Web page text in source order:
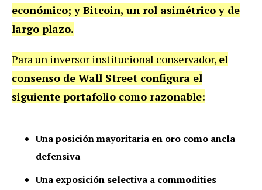
económico; y Bitcoin, un rol asimétrico y de
largo plazo.
Para un inversor institucional conservador, el
consenso de Wall Street configura el
siguiente portafolio como razonable:
Una posición mayoritaria en oro como ancla
defensiva
Una exposición selectiva a commodities